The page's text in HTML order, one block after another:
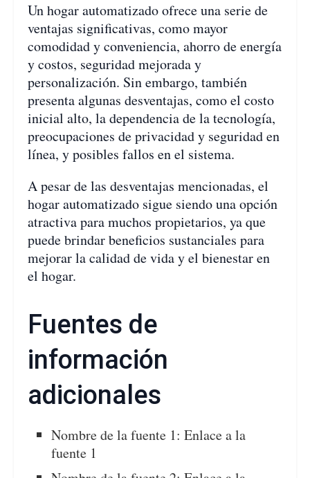
Un hogar automatizado ofrece una serie de
ventajas significativas, como mayor
comodidad y conveniencia, ahorro de energía
y costos, seguridad mejorada y
personalización. Sin embargo, también
presenta algunas desventajas, como el costo
inicial alto, la dependencia de la tecnología,
preocupaciones de privacidad y seguridad en
línea, y posibles fallos en el sistema.
A pesar de las desventajas mencionadas, el
hogar automatizado sigue siendo una opción
atractiva para muchos propietarios, ya que
puede brindar beneficios sustanciales para
mejorar la calidad de vida y el bienestar en
el hogar.
Fuentes de
información
adicionales
Nombre de la fuente 1: Enlace a la
fuente 1